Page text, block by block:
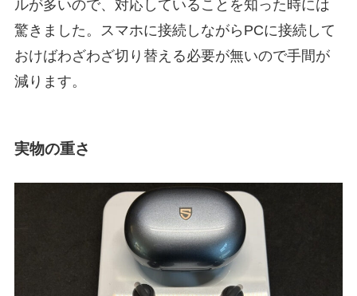
ルが多いので、対応していることを知った時には
驚きました。スマホに接続しながらPCに接続して
おけばわざわざ切り替える必要が無いので手間が
減ります。
実物の重さ